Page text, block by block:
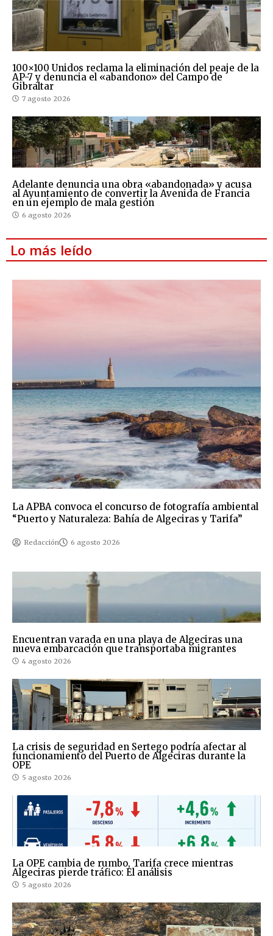
100×100 Unidos reclama la eliminación del peaje de la
AP-7 y denuncia el «abandono» del Campo de
Gibraltar
7 agosto 2026
Adelante denuncia una obra «abandonada» y acusa
al Ayuntamiento de convertir la Avenida de Francia
en un ejemplo de mala gestión
6 agosto 2026
Lo más leído
La APBA convoca el concurso de fotografía ambiental
“Puerto y Naturaleza: Bahía de Algeciras y Tarifa”
Redacción 6 agosto 2026
Encuentran varada en una playa de Algeciras una
nueva embarcación que transportaba migrantes
4 agosto 2026
La crisis de seguridad en Sertego podría afectar al
funcionamiento del Puerto de Algeciras durante la
OPE
5 agosto 2026
La OPE cambia de rumbo, Tarifa crece mientras
Algeciras pierde tráfico: El análisis
5 agosto 2026